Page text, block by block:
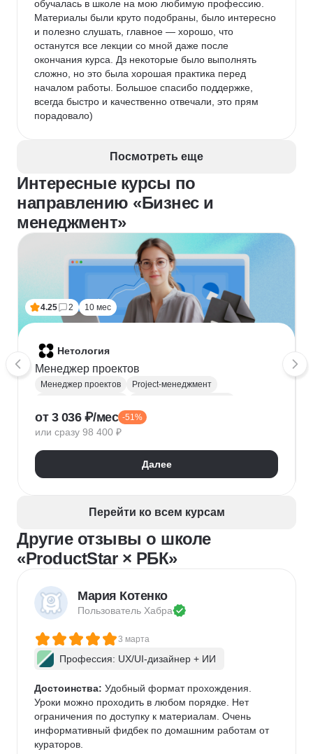
обучалась в школе на мою любимую профессию.
Материалы были круто подобраны, было интересно
и полезно слушать, главное — хорошо, что
останутся все лекции со мной даже после
окончания курса. Дз некоторые было выполнять
сложно, но это была хорошая практика перед
началом работы. Большое спасибо поддержке,
всегда быстро и качественно отвечали, это прям
порадовало)
Посмотреть еще
Интересные курсы по
направлению «Бизнес и
менеджмент»
4.25 2 10 мес
Нетология
Менеджер проектов
Менеджер проектов
Project-менеджмент
Нейронные сети
Управление рисками
Kanban
Scrum
Управление проектами
Тайм-менеджмент
Управление удаленной командой
от 3 036 ₽/мес -51%
или сразу 98 400 ₽
Далее
Перейти ко всем курсам
Другие отзывы о школе
«ProductStar × РБК»
Мария Котенко
Пользователь Хабра
3 марта
Профессия: UX/UI-дизайнер + ИИ
Достоинства: Удобный формат прохождения.
Уроки можно проходить в любом порядке. Нет
ограничения по доступку к материалам. Очень
информативный фидбек по домашним работам от
кураторов.